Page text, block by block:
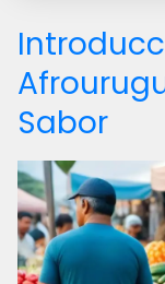
Sabor